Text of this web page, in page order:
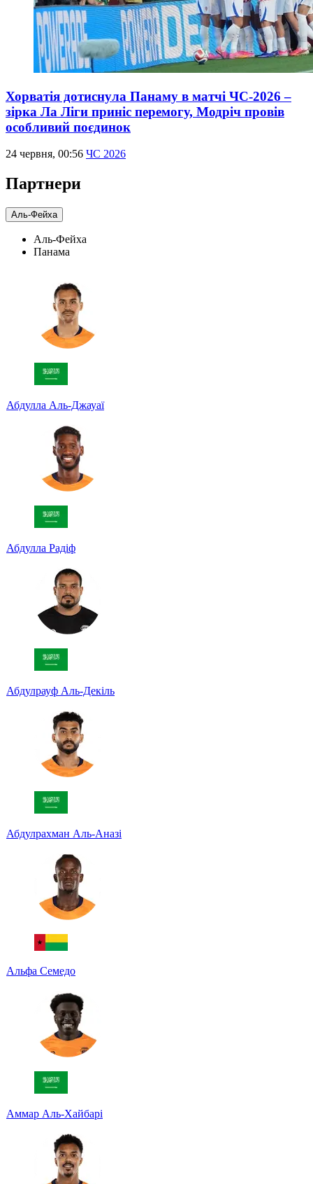
Хорватія дотиснула Панаму в матчі ЧС-2026 –
зірка Ла Ліги приніс перемогу, Модріч провів
особливий поєдинок
24 червня, 00:56 ЧС 2026
Партнери
Аль-Фейха
Аль-Фейха
Панама
Абдулла Аль-Джауаї
Абдулла Радіф
Абдулрауф Аль-Декіль
Абдулрахман Аль-Аназі
Альфа Семедо
Аммар Аль-Хайбарі